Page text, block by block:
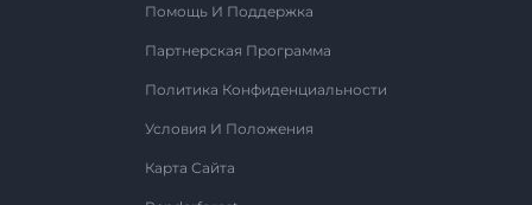
Помощь И Поддержка
Партнерская Программа
Политика Конфиденциальности
Условия И Положения
Карта Сайта